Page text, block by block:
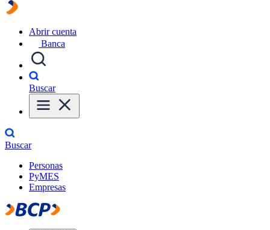
Abrir cuenta
Banca
Buscar
Buscar
Personas
PyMES
Empresas